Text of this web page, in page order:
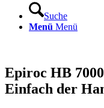
Suche
Menü Menü
Epiroc HB
Einfach der